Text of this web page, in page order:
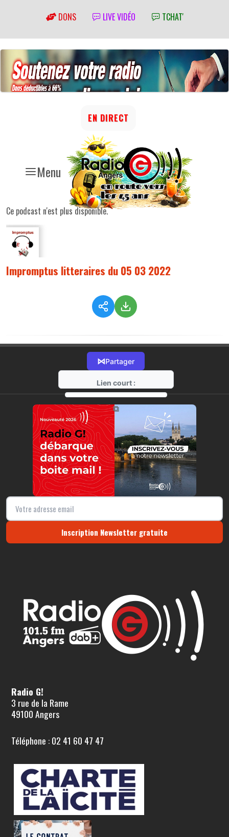
DONS LIVE VIDÉO TCHAT'
Menu
EN DIRECT
Ce podcast n'est plus disponible.
Impromptus litteraires du 05 03 2022
⋈Partager
Lien court :
https://radio-g.fr?7789
⧉
Inscription Newsletter gratuite
Radio G!
3 rue de la Rame
49100 Angers
Téléphone : 02 41 60 47 47